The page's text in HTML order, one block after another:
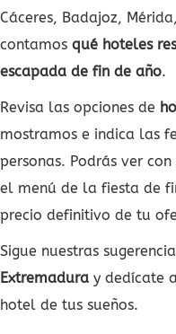
Cáceres, Badajoz,
contamos qué hoteles
escapada de fin de año.
Revisa las opciones de
mostramos e indica las
personas. Podrás ver
el menú de la fiesta de
precio definitivo de tu
Sigue nuestras
Extremadura y dedícate
hotel de tus sueños.